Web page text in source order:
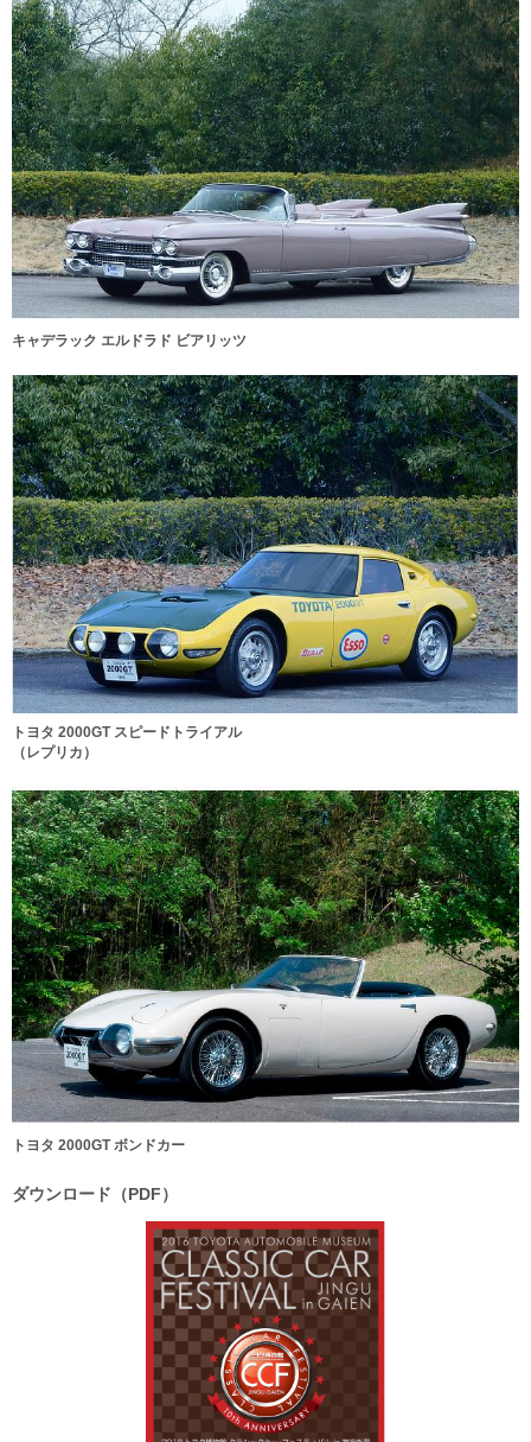
キャデラック エルドラド ビアリッツ
トヨタ 2000GT スピードトライアル
（レプリカ）
トヨタ 2000GT ボンドカー
ダウンロード（PDF）